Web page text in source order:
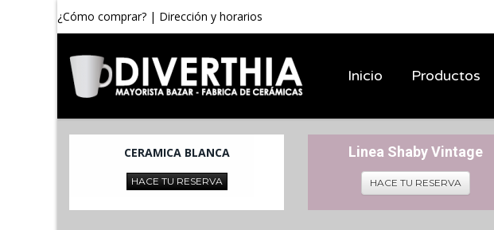
¿Cómo comprar? | Dirección y horarios
Inicio Productos
CERAMICA BLANCA
HACE TU RESERVA
Linea Shaby Vintage
HACE TU RESERVA